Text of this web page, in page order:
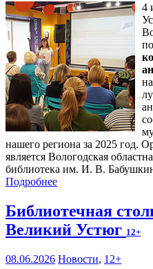
4
нашего региона за 2025 год.
является Вологодская
библиотека им. И. В.
Подробнее
Библиотечная
Великий Устюг 12+
08.06.2026 Новости, 12+